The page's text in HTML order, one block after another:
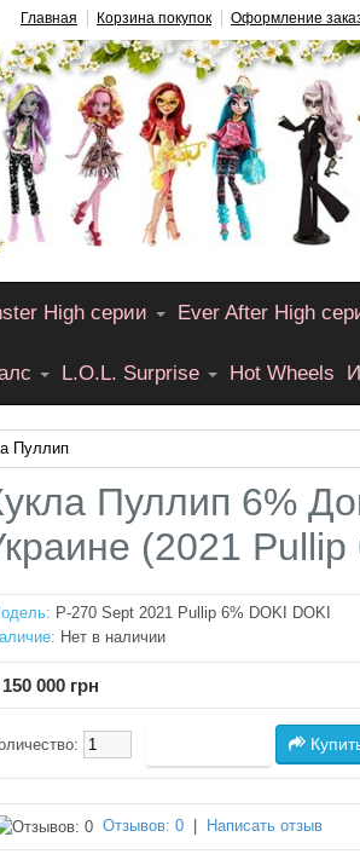
Главная Корзина покупок Оформление
High серии Ever After High
L.O.L. Surprise Hot Wheels
Пуллип
Пуллип 6%
(2021
P-270 Sept 2021 Pullip 6% DOKI DOKI
Нет в наличии
000 грн
Отзывов: 0 Написать отзыв